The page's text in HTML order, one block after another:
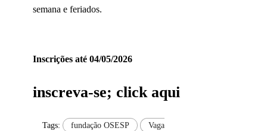
semana e feriados.
Inscrições até 04/05/2026
inscreva-se; click aqui
Tags: fundação OSESP Vaga